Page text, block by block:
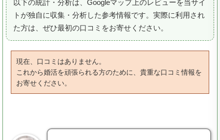
以下の統計・分析は、Googleマップ上のレビューを当サイ
トが独自に収集・分析した参考情報です。実際に利用され
た方は、ぜひ最初の口コミをお寄せください。
現在、口コミはありません。
これから婚活を頑張られる方のために、貴重な口コミ情報を
お寄せください。